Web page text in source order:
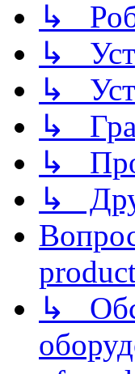
↳
↳
↳
↳
↳
↳
↳